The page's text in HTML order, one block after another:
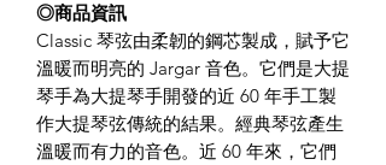
◎商品資訊
Classic 琴弦由柔韌的鋼芯製成，賦予它
溫暖而明亮的 Jargar 音色。它們是大提
琴手為大提琴手開發的近 60 年手工製
作大提琴弦傳統的結果。經典琴弦產生
溫暖而有力的音色。近 60 年來，它們